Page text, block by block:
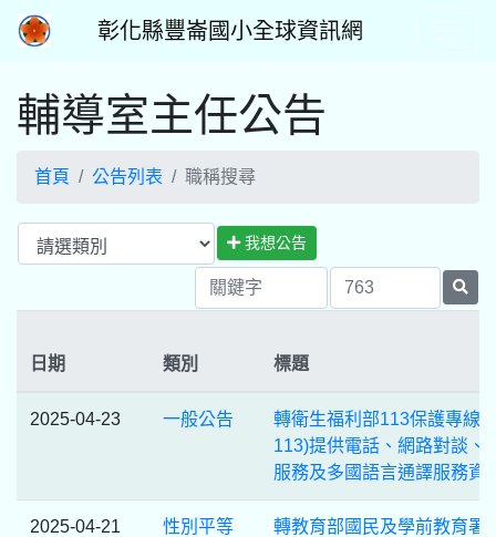
彰化縣豐崙國小全球資訊網
輔導室主任公告
首頁 公告列表 職稱搜尋
我想公告
日期 類別 標題
2025-04-23 一般公告
轉衛生福利部113保護專線(
113)提供電話、網路對談、
服務及多國語言通譯服務資
2025-04-21
性別平等
轉教育部國民及學前教育署